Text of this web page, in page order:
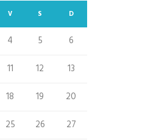
V S D
4 5
6
11 12
13
18 19
20
25 26
27